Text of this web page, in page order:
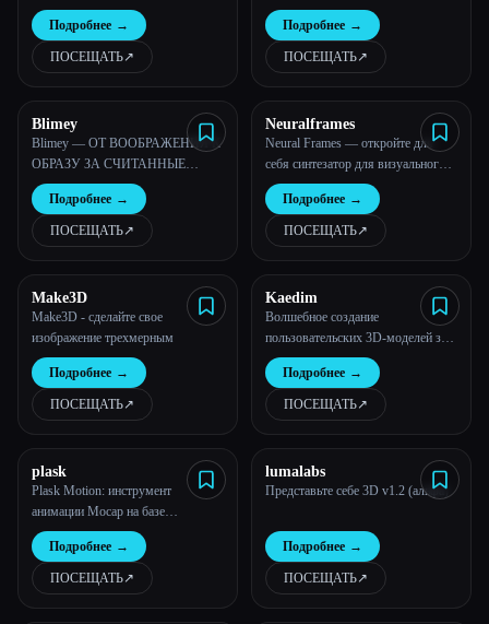
Esc
Подробнее →
ПОСЕЩАТЬ↗︎
Подробнее →
ПОСЕЩАТЬ↗︎
Blimey
Blimey — ОТ ВООБРАЖЕНИЯ К
ОБРАЗУ ЗА СЧИТАННЫЕ
МИНУТЫ
Подробнее →
ПОСЕЩАТЬ↗︎
Neuralframes
Neural Frames — откройте для
себя синтезатор для визуального
мира.
Подробнее →
ПОСЕЩАТЬ↗︎
Make3D
Make3D - сделайте свое
изображение трехмерным
Подробнее →
ПОСЕЩАТЬ↗︎
Kaedim
Волшебное создание
пользовательских 3D-моделей за
считанные минуты
Подробнее →
ПОСЕЩАТЬ↗︎
plask
Plask Motion: инструмент
анимации Mocap на базе
искусственного интеллекта
Подробнее →
ПОСЕЩАТЬ↗︎
lumalabs
Представьте себе 3D v1.2 (альфа)
Подробнее →
ПОСЕЩАТЬ↗︎